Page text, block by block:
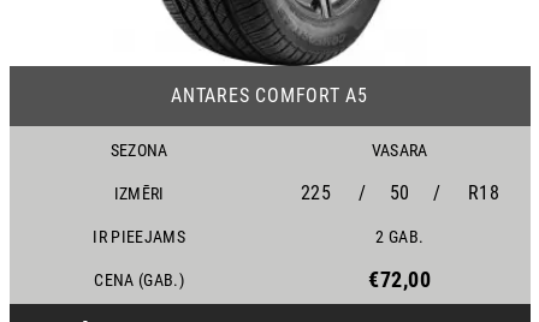
ANTARES COMFORT A5
SEZONA VASARA
IZMĒRI 225 / 50 / R18
IR PIEEJAMS 2 GAB.
CENA (GAB.) €72,00